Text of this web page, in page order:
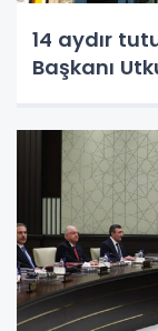
14 aydır
Başkanı